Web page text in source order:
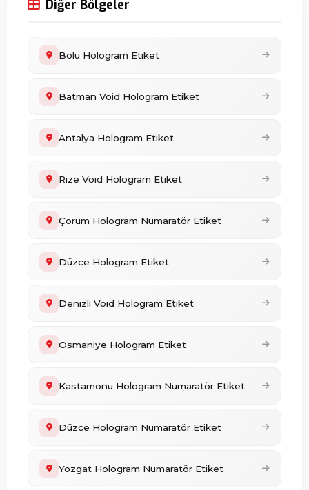
Diğer Bölgeler
Bolu Hologram Etiket
Batman Void Hologram Etiket
Antalya Hologram Etiket
Rize Void Hologram Etiket
Çorum Hologram Numaratör Etiket
Düzce Hologram Etiket
Denizli Void Hologram Etiket
Osmaniye Hologram Etiket
Kastamonu Hologram Numaratör Etiket
Düzce Hologram Numaratör Etiket
Yozgat Hologram Numaratör Etiket